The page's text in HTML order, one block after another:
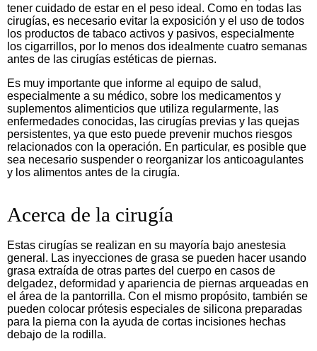
tener cuidado de estar en el peso ideal. Como en todas las
cirugías, es necesario evitar la exposición y el uso de todos
los productos de tabaco activos y pasivos, especialmente
los cigarrillos, por lo menos dos idealmente cuatro semanas
antes de las cirugías estéticas de piernas.
Es muy importante que informe al equipo de salud,
especialmente a su médico, sobre los medicamentos y
suplementos alimenticios que utiliza regularmente, las
enfermedades conocidas, las cirugías previas y las quejas
persistentes, ya que esto puede prevenir muchos riesgos
relacionados con la operación. En particular, es posible que
sea necesario suspender o reorganizar los anticoagulantes
y los alimentos antes de la cirugía.
Acerca de la cirugía
Estas cirugías se realizan en su mayoría bajo anestesia
general. Las inyecciones de grasa se pueden hacer usando
grasa extraída de otras partes del cuerpo en casos de
delgadez, deformidad y apariencia de piernas arqueadas en
el área de la pantorrilla. Con el mismo propósito, también se
pueden colocar prótesis especiales de silicona preparadas
para la pierna con la ayuda de cortas incisiones hechas
debajo de la rodilla.